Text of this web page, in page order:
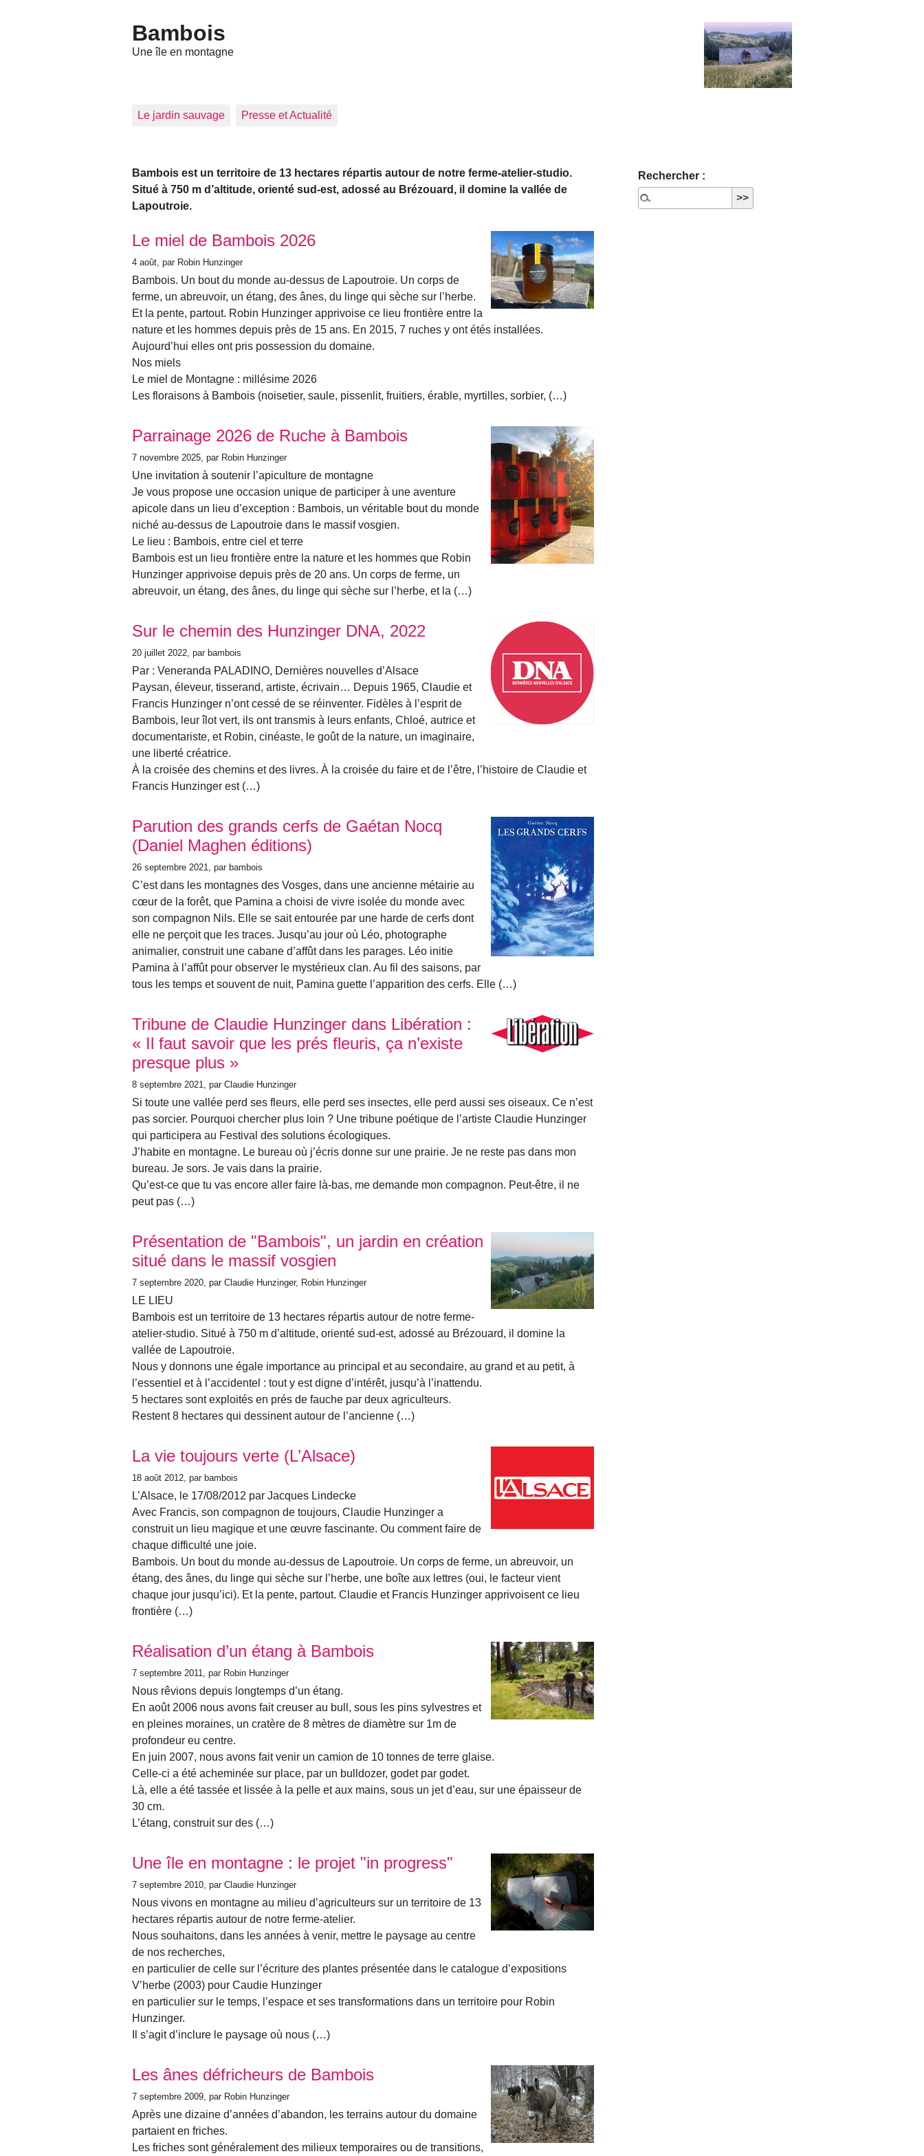
Bambois
Une île en montagne
Le jardin sauvage Presse et Actualité
Bambois est un territoire de 13 hectares répartis autour de notre ferme-atelier-studio.
Situé à 750 m d’altitude, orienté sud-est, adossé au Brézouard, il domine la vallée de
Lapoutroie.
Articles les plus récents
Le miel de Bambois 2026
4 août , par Robin Hunzinger
Bambois. Un bout du monde au-dessus de Lapoutroie. Un corps de
ferme, un abreuvoir, un étang, des ânes, du linge qui sèche sur l’herbe.
Et la pente, partout. Robin Hunzinger apprivoise ce lieu frontière entre la
nature et les hommes depuis près de 15 ans. En 2015, 7 ruches y ont étés installées.
Aujourd’hui elles ont pris possession du domaine.
Nos miels
Le miel de Montagne : millésime 2026
Les floraisons à Bambois (noisetier, saule, pissenlit, fruitiers, érable, myrtilles, sorbier, (…)
Parrainage 2026 de Ruche à Bambois
7 novembre 2025 , par Robin Hunzinger
Une invitation à soutenir l’apiculture de montagne
Je vous propose une occasion unique de participer à une aventure
apicole dans un lieu d’exception : Bambois, un véritable bout du monde
niché au-dessus de Lapoutroie dans le massif vosgien.
Le lieu : Bambois, entre ciel et terre
Bambois est un lieu frontière entre la nature et les hommes que Robin
Hunzinger apprivoise depuis près de 20 ans. Un corps de ferme, un
abreuvoir, un étang, des ânes, du linge qui sèche sur l’herbe, et la (…)
Sur le chemin des Hunzinger DNA, 2022
20 juillet 2022 , par bambois
Par : Veneranda PALADINO, Dernières nouvelles d’Alsace
Paysan, éleveur, tisserand, artiste, écrivain… Depuis 1965, Claudie et
Francis Hunzinger n’ont cessé de se réinventer. Fidèles à l’esprit de
Bambois, leur îlot vert, ils ont transmis à leurs enfants, Chloé, autrice et
documentariste, et Robin, cinéaste, le goût de la nature, un imaginaire,
une liberté créatrice.
À la croisée des chemins et des livres. À la croisée du faire et de l’être, l’histoire de Claudie et
Francis Hunzinger est (…)
Parution des grands cerfs de Gaétan Nocq
(Daniel Maghen éditions)
26 septembre 2021 , par bambois
C’est dans les montagnes des Vosges, dans une ancienne métairie au
cœur de la forêt, que Pamina a choisi de vivre isolée du monde avec
son compagnon Nils. Elle se sait entourée par une harde de cerfs dont
elle ne perçoit que les traces. Jusqu’au jour où Léo, photographe
animalier, construit une cabane d’affût dans les parages. Léo initie
Pamina à l’affût pour observer le mystérieux clan. Au fil des saisons, par
tous les temps et souvent de nuit, Pamina guette l’apparition des cerfs. Elle (…)
Tribune de Claudie Hunzinger dans Libération :
« Il faut savoir que les prés fleuris, ça n’existe
presque plus »
8 septembre 2021 , par Claudie Hunzinger
Si toute une vallée perd ses fleurs, elle perd ses insectes, elle perd aussi ses oiseaux. Ce n’est
pas sorcier. Pourquoi chercher plus loin ? Une tribune poétique de l’artiste Claudie Hunzinger
qui participera au Festival des solutions écologiques.
J’habite en montagne. Le bureau où j’écris donne sur une prairie. Je ne reste pas dans mon
bureau. Je sors. Je vais dans la prairie.
Qu’est-ce que tu vas encore aller faire là-bas, me demande mon compagnon. Peut-être, il ne
peut pas (…)
Présentation de "Bambois", un jardin en création
situé dans le massif vosgien
7 septembre 2020 , par Claudie Hunzinger, Robin Hunzinger
LE LIEU
Bambois est un territoire de 13 hectares répartis autour de notre ferme-
atelier-studio. Situé à 750 m d’altitude, orienté sud-est, adossé au Brézouard, il domine la
vallée de Lapoutroie.
Nous y donnons une égale importance au principal et au secondaire, au grand et au petit, à
l’essentiel et à l’accidentel : tout y est digne d’intérêt, jusqu’à l’inattendu.
5 hectares sont exploités en prés de fauche par deux agriculteurs.
Restent 8 hectares qui dessinent autour de l’ancienne (…)
La vie toujours verte (L’Alsace)
18 août 2012 , par bambois
L’Alsace, le 17/08/2012 par Jacques Lindecke
Avec Francis, son compagnon de toujours, Claudie Hunzinger a
construit un lieu magique et une œuvre fascinante. Ou comment faire de
chaque difficulté une joie.
Bambois. Un bout du monde au-dessus de Lapoutroie. Un corps de ferme, un abreuvoir, un
étang, des ânes, du linge qui sèche sur l’herbe, une boîte aux lettres (oui, le facteur vient
chaque jour jusqu’ici). Et la pente, partout. Claudie et Francis Hunzinger apprivoisent ce lieu
frontière (…)
Réalisation d’un étang à Bambois
7 septembre 2011 , par Robin Hunzinger
Nous rêvions depuis longtemps d’un étang.
En août 2006 nous avons fait creuser au bull, sous les pins sylvestres et
en pleines moraines, un cratère de 8 mètres de diamètre sur 1m de
profondeur eu centre.
En juin 2007, nous avons fait venir un camion de 10 tonnes de terre glaise.
Celle-ci a été acheminée sur place, par un bulldozer, godet par godet.
Là, elle a été tassée et lissée à la pelle et aux mains, sous un jet d’eau, sur une épaisseur de
30 cm.
L’étang, construit sur des (…)
Une île en montagne : le projet "in progress"
7 septembre 2010 , par Claudie Hunzinger
Nous vivons en montagne au milieu d’agriculteurs sur un territoire de 13
hectares répartis autour de notre ferme-atelier.
Nous souhaitons, dans les années à venir, mettre le paysage au centre
de nos recherches,
en particulier de celle sur l’écriture des plantes présentée dans le catalogue d’expositions
V’herbe (2003) pour Caudie Hunzinger
en particulier sur le temps, l’espace et ses transformations dans un territoire pour Robin
Hunzinger.
Il s’agit d’inclure le paysage où nous (…)
Les ânes défricheurs de Bambois
7 septembre 2009 , par Robin Hunzinger
Après une dizaine d’années d’abandon, les terrains autour du domaine
partaient en friches.
Les friches sont généralement des milieux temporaires ou de transitions,
Rechercher :